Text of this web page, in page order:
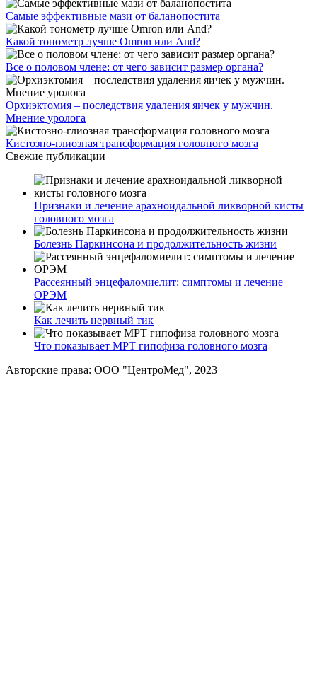
Самые эффективные мази от баланопостита
Какой тонометр лучше Omron или And?
Все о половом члене: от чего зависит размер органа?
Орхиэктомия – последствия удаления яичек у мужчин.
Мнение уролога
Кистозно-глиозная трансформация головного мозга
Свежие публикации
Признаки и лечение арахноидальной ликворной кисты
головного мозга
Болезнь Паркинсона и продолжительность жизни
Рассеянный энцефаломиелит: симптомы и лечение
ОРЭМ
Как лечить нервный тик
Что показывает МРТ гипофиза головного мозга
Авторские права: ООО "ЦентроМед", 2023